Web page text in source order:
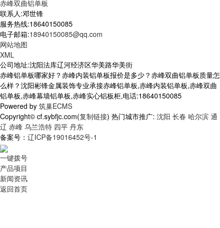
赤峰双曲铝单板
联系人:邓世锋
服务热线:18640150085
电子邮箱:18940150085@qq.com
网站地图
XML
公司地址:沈阳法库辽河经济区华美路华美街
赤峰铝单板哪家好？赤峰内装铝单板报价是多少？赤峰双曲铝单板质量怎
么样？沈阳彬锋金属装饰专业承接赤峰铝单板,赤峰内装铝单板,赤峰双曲
铝单板,赤峰幕墙铝单板,赤峰实心铝板柜,电话:18640150085
Powered by 筑巢ECMS
Copyright© cf.sybfjc.com(复制链接) 热门城市推广: 沈阳 长春 哈尔滨 通
辽 赤峰 乌兰浩特 四平 丹东
备案号： 辽ICP备19016452号-1
一键拨号
产品项目
新闻资讯
返回首页